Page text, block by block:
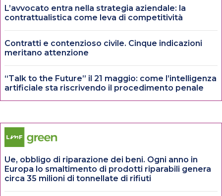
L’avvocato entra nella strategia aziendale: la
contrattualistica come leva di competitività
Contratti e contenzioso civile. Cinque indicazioni
meritano attenzione
“Talk to the Future” il 21 maggio: come l’intelligenza
artificiale sta riscrivendo il procedimento penale
Ue, obbligo di riparazione dei beni. Ogni anno in
Europa lo smaltimento di prodotti riparabili genera
circa 35 milioni di tonnellate di rifiuti